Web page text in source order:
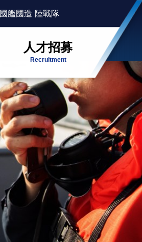
國艦國造 陸戰隊
人才招募
Recruitment